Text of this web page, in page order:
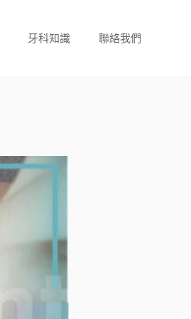
牙科知識 聯絡我們